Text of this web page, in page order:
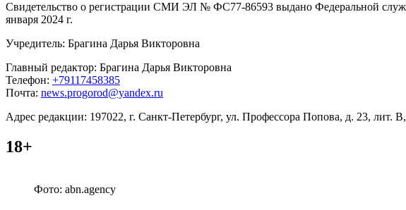
Свидетельство о регистрации СМИ ЭЛ № ФС77-86593 выдано Федеральной
января 2024 г.
Учредитель: Брагина Дарья Викторовна
Главный редактор: Брагина Дарья Викторовна
Телефон: +79117458385
Почта: news.progorod@yandex.ru
Адрес редакции: 197022, г. Санкт-Петербург, ул. Профессора Попова, д. 23,
18+
Фото: abn.agency